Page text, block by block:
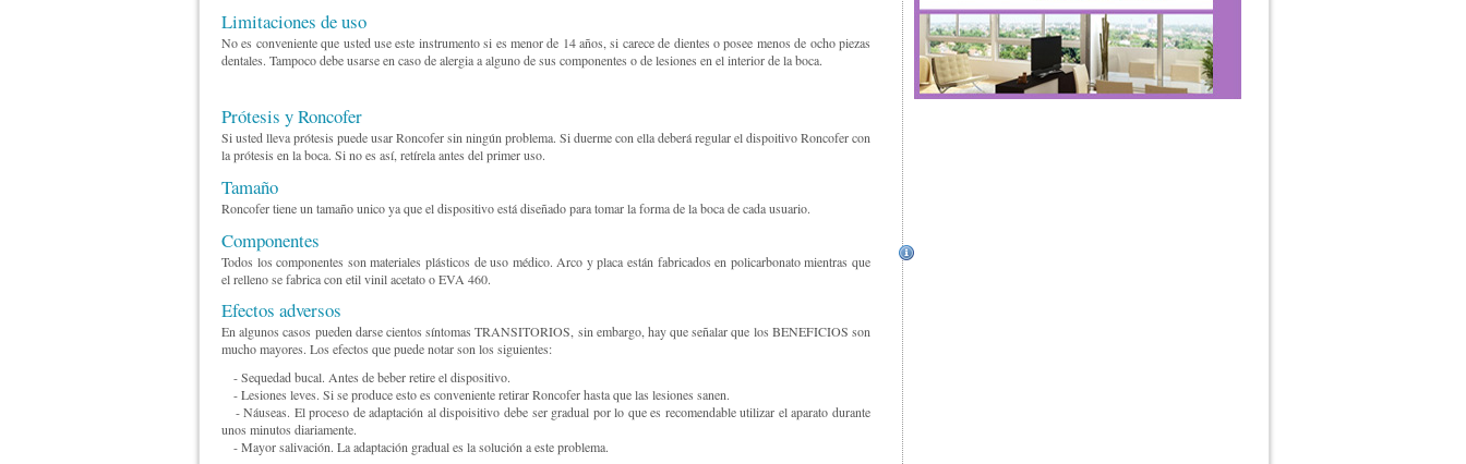
Limitaciones de uso
No es conveniente que usted use este instrumento si es menor de 14 años, si carece de dientes o posee menos de ocho piezas
dentales. Tampoco debe usarse en caso de alergia a alguno de sus componentes o de lesiones en el interior de la boca.
Prótesis y Roncofer
Si usted lleva prótesis puede usar Roncofer sin ningún problema. Si duerme con ella deberá regular el dispoitivo Roncofer con
la prótesis en la boca. Si no es así, retírela antes del primer uso.
Tamaño
Roncofer tiene un tamaño unico ya que el dispositivo está diseñado para tomar la forma de la boca de cada usuario.
Componentes
Todos los componentes son materiales plásticos de uso médico. Arco y placa están fabricados en policarbonato mientras que
el relleno se fabrica con etil vinil acetato o EVA 460.
Efectos adversos
En algunos casos pueden darse cientos síntomas TRANSITORIOS, sin embargo, hay que señalar que los BENEFICIOS son
mucho mayores. Los efectos que puede notar son los siguientes:
- Sequedad bucal. Antes de beber retire el dispositivo.
- Lesiones leves. Si se produce esto es conveniente retirar Roncofer hasta que las lesiones sanen.
- Náuseas. El proceso de adaptación al dispoisitivo debe ser gradual por lo que es recomendable utilizar el aparato durante
unos minutos diariamente.
- Mayor salivación. La adaptación gradual es la solución a este problema.